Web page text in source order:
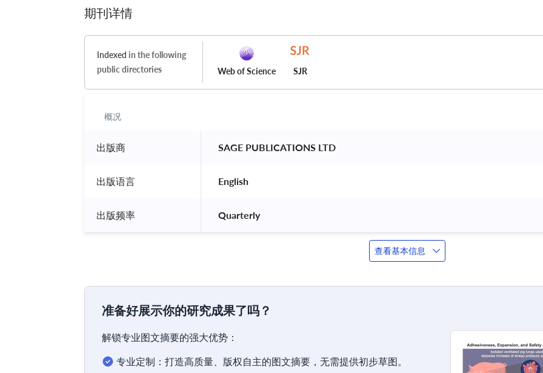
期刊详情
Indexed in the following
public directories
Web of Science SJR
概况
出版商 SAGE PUBLICATIONS LTD
出版语言 English
出版频率 Quarterly
查看基本信息
准备好展示你的研究成果了吗？
解锁专业图文摘要的强大优势：
专业定制：打造高质量、版权自主的图文摘要，无需提供初步草图。